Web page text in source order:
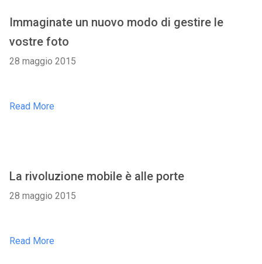
Immaginate un nuovo modo di gestire le
vostre foto
28 maggio 2015
Read More
La rivoluzione mobile è alle porte
28 maggio 2015
Read More